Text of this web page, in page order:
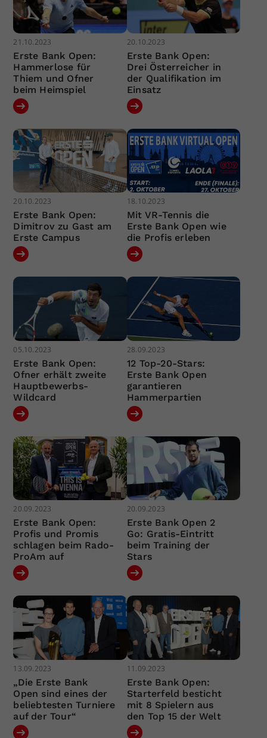
21.10.2023
Erste Bank Open:
Hammerlose für
Thiem und Ofner
beim Heimspiel
20.10.2023
Erste Bank Open:
Drei Österreicher in
der Qualifikation im
Einsatz
20.10.2023
Erste Bank Open:
Dimitrov zu Gast am
Erste Campus
18.10.2023
Mit VR-Tennis die
Erste Bank Open wie
die Profis erleben
05.10.2023
Erste Bank Open:
Ofner erhält zweite
Hauptbewerbs-
Wildcard
28.09.2023
12 Top-20-Stars:
Erste Bank Open
garantieren
Hammerpartien
20.09.2023
Erste Bank Open:
Profis und Promis
schlagen beim Rado-
ProAm auf
20.09.2023
Erste Bank Open 2
Go: Gratis-Eintritt
beim Training der
Stars
13.09.2023
„Die Erste Bank
Open sind eines der
beliebtesten Turniere
auf der Tour“
11.09.2023
Erste Bank Open:
Starterfeld besticht
mit 8 Spielern aus
den Top 15 der Welt